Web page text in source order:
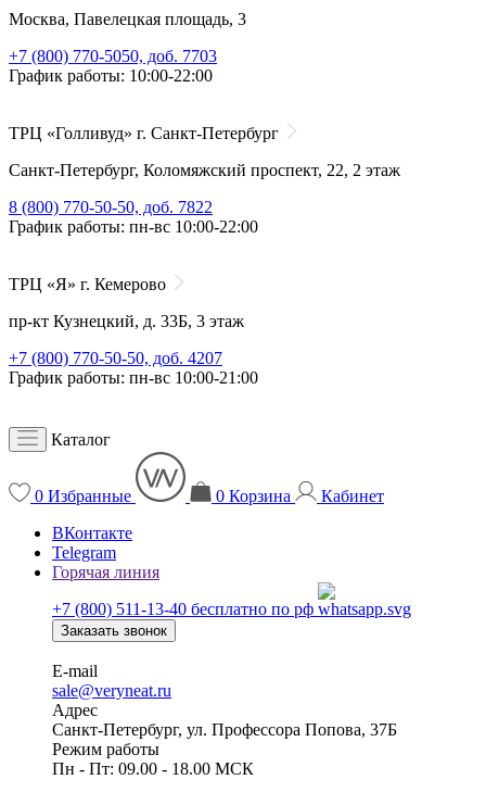
Москва, Павелецкая площадь, 3
+7 (800) 770-5050, доб. 7703
График работы: 10:00-22:00
ТРЦ «Голливуд» г. Санкт-Петербург
Санкт-Петербург, Коломяжский проспект, 22, 2 этаж
8 (800) 770-50-50, доб. 7822
График работы: пн-вс 10:00-22:00
ТРЦ «Я» г. Кемерово
пр-кт Кузнецкий, д. 33Б, 3 этаж
+7 (800) 770-50-50, доб. 4207
График работы: пн-вс 10:00-21:00
Каталог
0 Избранные 0 Корзина
Кабинет
ВКонтакте
Telegram
Горячая линия
+7 (800) 511-13-40 бесплатно по рф
Заказать звонок
E-mail
sale@veryneat.ru
Адрес
Санкт-Петербург, ул. Профессора Попова, 37Б
Режим работы
Пн - Пт: 09.00 - 18.00 МСК